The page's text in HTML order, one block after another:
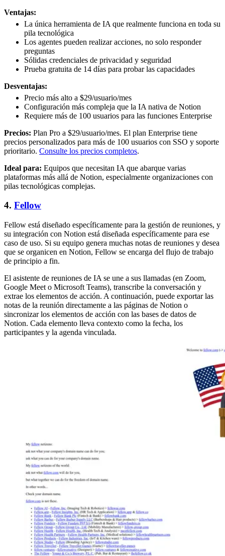
Ventajas:
La única herramienta de IA que realmente funciona en toda su
pila tecnológica
Los agentes pueden realizar acciones, no solo responder
preguntas
Sólidas credenciales de privacidad y seguridad
Prueba gratuita de 14 días para probar las capacidades
Desventajas:
Precio más alto a $29/usuario/mes
Configuración más compleja que la IA nativa de Notion
Requiere más de 100 usuarios para las funciones Enterprise
Precios: Plan Pro a $29/usuario/mes. El plan Enterprise tiene
precios personalizados para más de 100 usuarios con SSO y soporte
prioritario. Consulte los precios completos.
Ideal para: Equipos que necesitan IA que abarque varias
plataformas más allá de Notion, especialmente organizaciones con
pilas tecnológicas complejas.
4. Fellow
Fellow está diseñado específicamente para la gestión de reuniones, y
su integración con Notion está diseñada específicamente para ese
caso de uso. Si su equipo genera muchas notas de reuniones y desea
que se organicen en Notion, Fellow se encarga del flujo de trabajo
de principio a fin.
El asistente de reuniones de IA se une a sus llamadas (en Zoom,
Google Meet o Microsoft Teams), transcribe la conversación y
extrae los elementos de acción. A continuación, puede exportar las
notas de la reunión directamente a las páginas de Notion o
sincronizar los elementos de acción con las bases de datos de
Notion. Cada elemento lleva contexto como la fecha, los
participantes y la agenda vinculada.